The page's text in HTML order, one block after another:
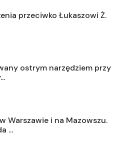
przeciwko Łukaszowi Ż.
ostrym narzędziem przy
Warszawie i na Mazowszu.
...